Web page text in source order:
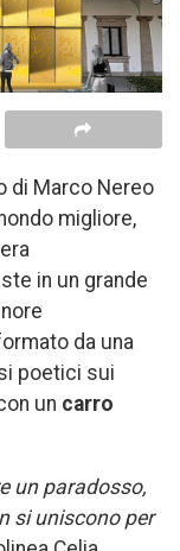
di Marco Nereo
migliore,
in un grande
da una
poetici sui
un carro
un paradosso,
si uniscono per